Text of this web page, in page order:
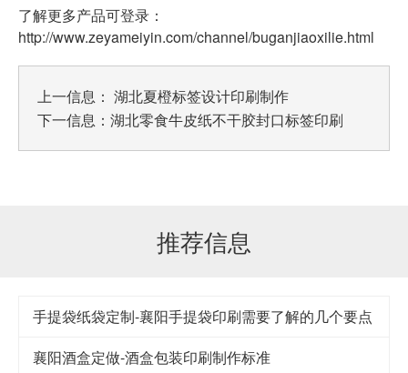
了解更多产品可登录：
http://www.zeyameiyin.com/channel/buganjiaoxilie.html
上一信息： 湖北夏橙标签设计印刷制作
下一信息： 湖北零食牛皮纸不干胶封口标签印刷
推荐信息
手提袋纸袋定制-襄阳手提袋印刷需要了解的几个要点
襄阳酒盒定做-酒盒包装印刷制作标准